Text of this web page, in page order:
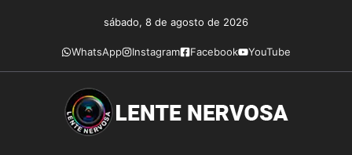
conteúdo
sábado, 8 de agosto de 2026
WhatsApp Instagram Facebook YouTube